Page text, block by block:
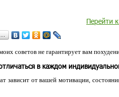
Перейти
советов не гарантирует вам
в каждом
зависит от вашей мотивации,